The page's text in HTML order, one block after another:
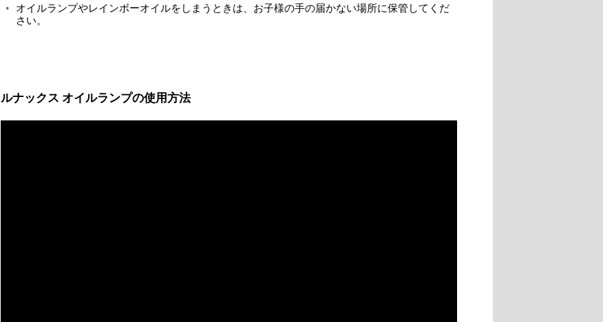
オイルランプやレインボーオイルをしまうときは、お子様の手の届かない場所に保管してくだ
さい。
ルナックス オイルランプの使用方法